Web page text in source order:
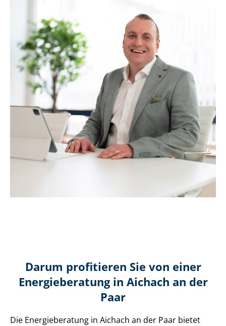
Darum profitieren Sie von einer
Energieberatung in Aichach an der
Paar
Die Energieberatung in Aichach an der Paar bietet